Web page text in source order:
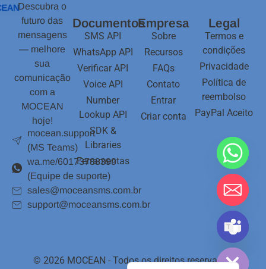
Descubra o
futuro das
mensagens
— melhore
sua
comunicação
com a
MOCEAN
hoje!
mocean.support
(MS Teams)
wa.me/60173788399
(Equipe de suporte)
sales@moceansms.com.br
support@moceansms.com.br
Documentos
SMS API
WhatsApp API
Verificar API
Voice API
Number
Lookup API
SDK &
Libraries
Ferramentas
Empresa
Sobre
Recursos
FAQs
Contato
Entrar
Criar conta
Legal
Termos e
condições
Privacidade
Política de
reembolso
PayPal Aceito
© 2026 MOCEAN - Todos os direitos reservados
English
Ocultar chaty